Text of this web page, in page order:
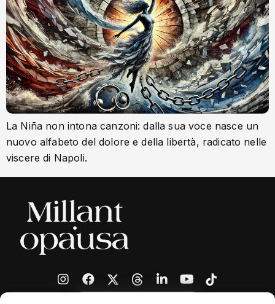
La Niña non intona canzoni: dalla sua voce nasce un
nuovo alfabeto del dolore e della libertà, radicato nelle
viscere di Napoli.